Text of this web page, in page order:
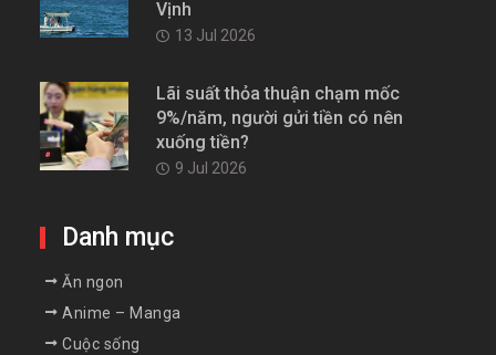
Vịnh
13 Jul 2026
Lãi suất thỏa thuận chạm mốc
9%/năm, người gửi tiền có nên
xuống tiền?
9 Jul 2026
Danh mục
Ăn ngon
Anime – Manga
Cuộc sống